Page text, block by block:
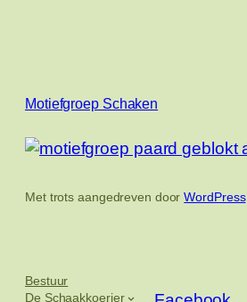
Motiefgroep Schaken
Met trots aangedreven doorWordPress
Bestuur
De Schaakkoerier